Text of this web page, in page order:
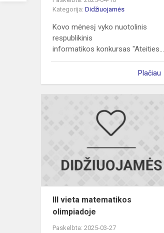
Kategorija: Didžiuojamės
Kovo mėnesį vyko nuotolinis
respublikinis
informatikos konkursas "Ateities...
Plačiau
III vieta matematikos
olimpiadoje
Paskelbta: 2025-03-27